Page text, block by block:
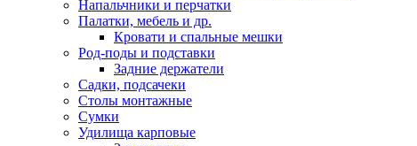
Напальчники и перчатки
Палатки, мебель и др.
Кровати и спальные мешки
Род-поды и подставки
Задние держатели
Садки, подсачеки
Столы монтажные
Сумки
Удилища карповые